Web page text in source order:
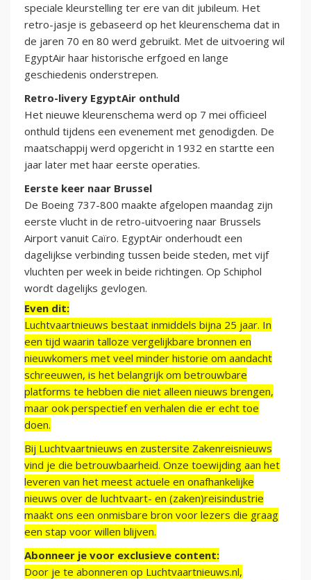
speciale kleurstelling ter ere van dit jubileum. Het
retro-jasje is gebaseerd op het kleurenschema dat in
de jaren 70 en 80 werd gebruikt. Met de uitvoering wil
EgyptAir haar historische erfgoed en lange
geschiedenis onderstrepen.
Retro-livery EgyptAir onthuld
Het nieuwe kleurenschema werd op 7 mei officieel
onthuld tijdens een evenement met genodigden. De
maatschappij werd opgericht in 1932 en startte een
jaar later met haar eerste operaties.
Eerste keer naar Brussel
De Boeing 737-800 maakte afgelopen maandag zijn
eerste vlucht in de retro-uitvoering naar Brussels
Airport vanuit Caïro. EgyptAir onderhoudt een
dagelijkse verbinding tussen beide steden, met vijf
vluchten per week in beide richtingen. Op Schiphol
wordt dagelijks gevlogen.
Even dit:
Luchtvaartnieuws bestaat inmiddels bijna 25 jaar. In
een tijd waarin talloze vergelijkbare bronnen en
nieuwkomers met veel minder historie om aandacht
schreeuwen, is het belangrijk om betrouwbare
platforms te hebben die niet alleen nieuws brengen,
maar ook perspectief en verhalen die er echt toe
doen.
Bij Luchtvaartnieuws en zustersite Zakenreisnieuws
vind je die betrouwbaarheid. Onze toewijding aan het
leveren van het meest actuele en onafhankelijke
nieuws over de luchtvaart- en (zaken)reisindustrie
maakt ons een onmisbare bron voor lezers die graag
een stap voor willen blijven.
Abonneer je voor exclusieve content:
Door je te abonneren op Luchtvaartnieuws.nl,